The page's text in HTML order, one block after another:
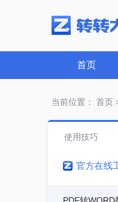
首页
当前位置： 首页
使用技巧
官方在线